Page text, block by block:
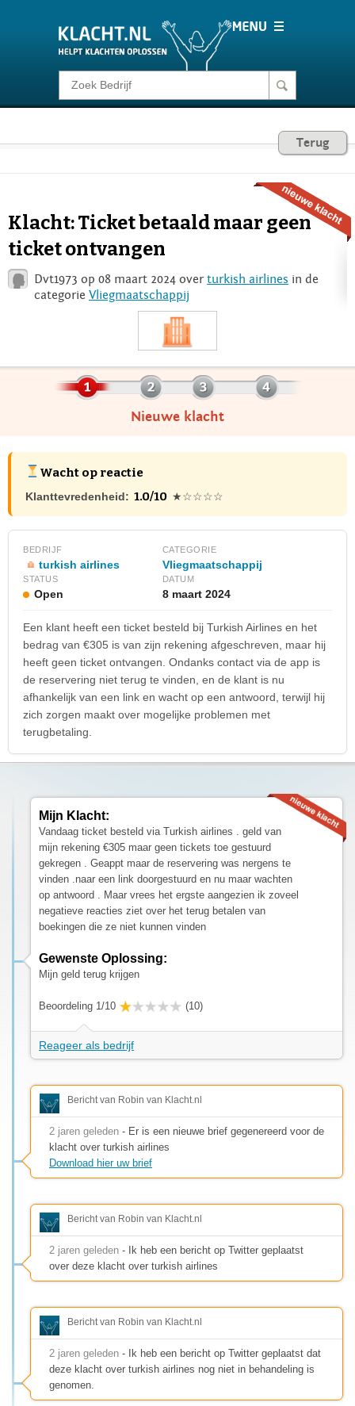
Klacht melden
Consumentenrecht
Voor Bedrijven
Login
Terug
Klacht: Ticket betaald maar geen
ticket ontvangen
Dvt1973 op 08 maart 2024 overturkish airlines in de
categorie Vliegmaatschappij
Nieuwe klacht
Wacht op reactie
Klanttevredenheid: 1.0/10 ★☆☆☆☆
BEDRIJF
turkish airlines
CATEGORIE
Vliegmaatschappij
STATUS
Open
DATUM
8 maart 2024
Een klant heeft een ticket besteld bij Turkish Airlines en het
bedrag van €305 is van zijn rekening afgeschreven, maar hij
heeft geen ticket ontvangen. Ondanks contact via de app is
de reservering niet terug te vinden, en de klant is nu
afhankelijk van een link en wacht op een antwoord, terwijl hij
zich zorgen maakt over mogelijke problemen met
terugbetaling.
Mijn Klacht:
Vandaag ticket besteld via Turkish airlines . geld van
mijn rekening €305 maar geen tickets toe gestuurd
gekregen . Geappt maar de reservering was nergens te
vinden .naar een link doorgestuurd en nu maar wachten
op antwoord . Maar vrees het ergste aangezien ik zoveel
negatieve reacties ziet over het terug betalen van
boekingen die ze niet kunnen vinden
Gewenste Oplossing:
Mijn geld terug krijgen
Beoordeling 1/10 (10)
Reageer als bedrijf
Bericht van Robin van Klacht.nl
2 jaren geleden - Er is een nieuwe brief gegenereerd voor de
klacht over turkish airlines
Download hier uw brief
Bericht van Robin van Klacht.nl
2 jaren geleden - Ik heb een bericht op Twitter geplaatst
over deze klacht over turkish airlines
Bericht van Robin van Klacht.nl
2 jaren geleden - Ik heb een bericht op Twitter geplaatst dat
deze klacht over turkish airlines nog niet in behandeling is
genomen.